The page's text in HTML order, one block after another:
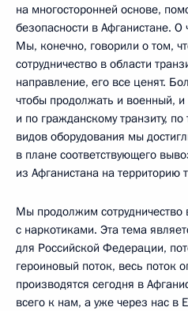
на многосторонней основе,
безопасности в Афганистане.
Мы, конечно, говорили о том,
сотрудничество в области
направление, его все ценят.
чтобы продолжать и военный, и
и по гражданскому транзиту,
видов оборудования мы
в плане соответствующего
из Афганистана на территорию
Мы продолжим
с наркотиками. Эта тема
для Российской Федерации,
героиновый поток, весь поток
производятся сегодня в
всего к нам, а уже через нас в